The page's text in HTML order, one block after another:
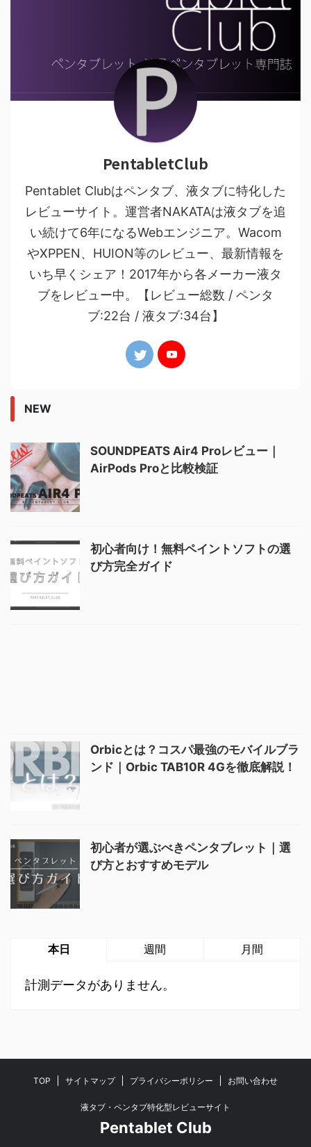
PentabletClub
Pentablet Clubはペンタブ、液タブに特化した
レビューサイト。運営者NAKATAは液タブを追
い続けて6年になるWebエンジニア。Wacom
やXPPEN、HUION等のレビュー、最新情報を
いち早くシェア！2017年から各メーカー液タ
ブをレビュー中。【レビュー総数 / ペンタ
ブ:22台 / 液タブ:34台】
NEW
SOUNDPEATS Air4 Proレビュー｜
AirPods Proと比較検証
初心者向け！無料ペイントソフトの選
び方完全ガイド
Orbicとは？コスパ最強のモバイルブラ
ンド｜Orbic TAB10R 4Gを徹底解説！
初心者が選ぶべきペンタブレット｜選
び方とおすすめモデル
本日 週間 月間
計測データがありません。
TOP サイトマップ プライバシーポリシー お問い合わせ
液タブ・ペンタブ特化型レビューサイト
Pentablet Club